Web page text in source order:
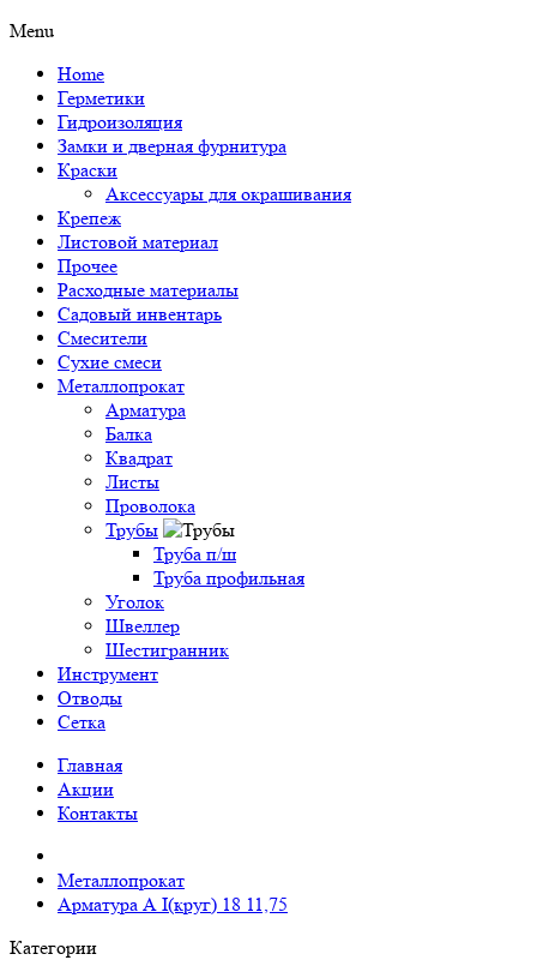
Menu
Home
Герметики
Гидроизоляция
Замки и дверная фурнитура
Краски
Аксессуары для окрашивания
Крепеж
Листовой материал
Прочее
Расходные материалы
Садовый инвентарь
Смесители
Сухие смеси
Металлопрокат
Арматура
Балка
Квадрат
Листы
Проволока
Трубы
Труба п/ш
Труба профильная
Уголок
Швеллер
Шестигранник
Инструмент
Отводы
Сетка
Главная
Акции
Контакты
Металлопрокат
Арматура А I(круг) 18 11,75
Категории